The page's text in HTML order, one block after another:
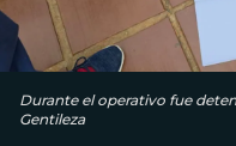
Durante el operativo fue
Gentileza